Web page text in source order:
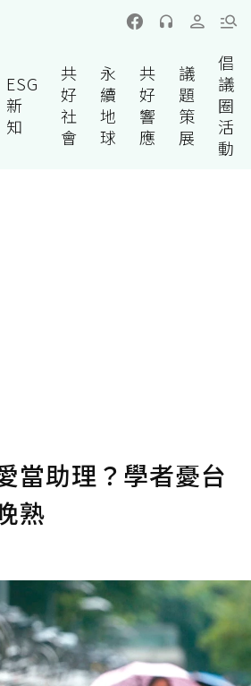
ESG
新
知
共
好
社
會
永
續
地
球
共
好
響
應
議
題
策
展
倡
議
圈
活
動
當助理？學者憂台
熟